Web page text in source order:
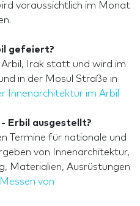
voraussichtlich im Monat
gefeiert?
Irak statt und wird im
in der Mosul Straße in
Innenarchitektur im Arbil
Erbil ausgestellt?
Termine für nationale und
von Innenarchitektur,
Materialien, Ausrüstungen
von